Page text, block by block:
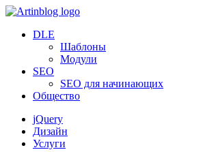
DLE
Шаблоны
Модули
SEO
SEO для начинающих
Общество
jQuery
Дизайн
Услуги